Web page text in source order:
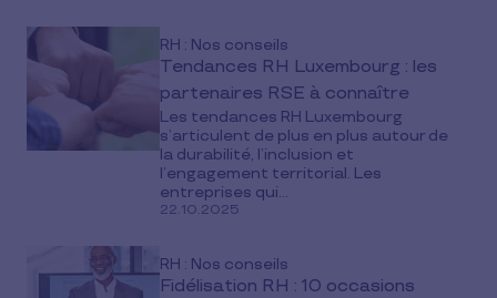
RH : Nos conseils
Tendances RH Luxembourg : les
partenaires RSE à connaître
Les tendances RH Luxembourg
s’articulent de plus en plus autour de
la durabilité, l’inclusion et
l’engagement territorial. Les
entreprises qui...
22.10.2025
RH : Nos conseils
Fidélisation RH : 10 occasions